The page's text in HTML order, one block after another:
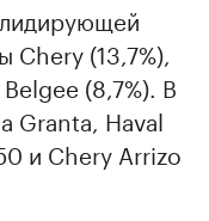
Chery (13,7%),
(8,7%). В
Granta, Haval
и Chery Arrizo